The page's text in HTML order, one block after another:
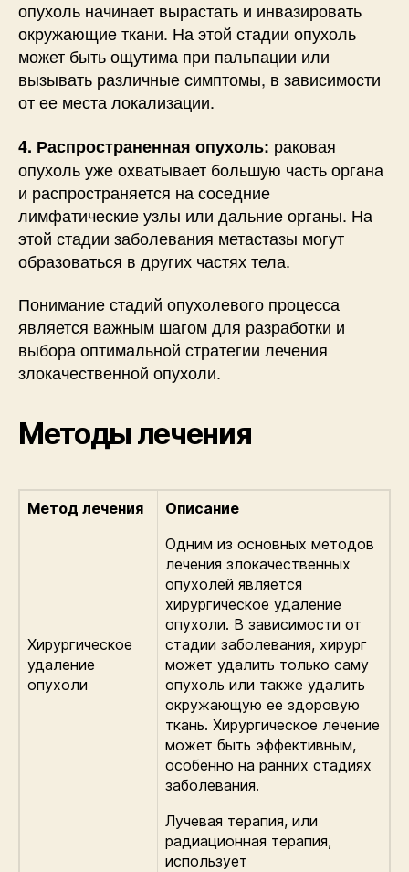
опухоль начинает вырастать и инвазировать
окружающие ткани. На этой стадии опухоль
может быть ощутима при пальпации или
вызывать различные симптомы, в зависимости
от ее места локализации.
4. Распространенная опухоль: раковая
опухоль уже охватывает большую часть органа
и распространяется на соседние
лимфатические узлы или дальние органы. На
этой стадии заболевания метастазы могут
образоваться в других частях тела.
Понимание стадий опухолевого процесса
является важным шагом для разработки и
выбора оптимальной стратегии лечения
злокачественной опухоли.
Методы лечения
Метод лечения Описание
Хирургическое
удаление
опухоли
Одним из основных методов
лечения злокачественных
опухолей является
хирургическое удаление
опухоли. В зависимости от
стадии заболевания, хирург
может удалить только саму
опухоль или также удалить
окружающую ее здоровую
ткань. Хирургическое лечение
может быть эффективным,
особенно на ранних стадиях
заболевания.
Лучевая терапия, или
радиационная терапия,
использует